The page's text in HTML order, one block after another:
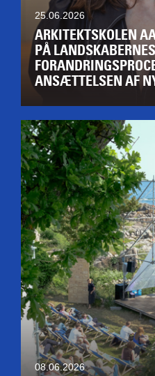
25.06.2026
ARKITEKTSKOLEN
PÅ LANDSKABERNES
ANSÆTTELSEN AF
08.06.2026